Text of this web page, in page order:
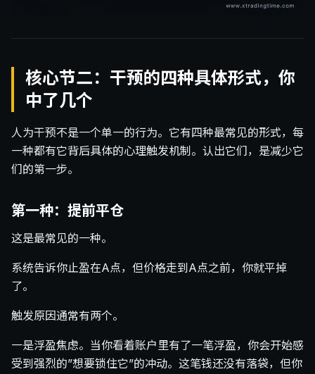
核心节二：干预的四种具体形式，你
中了几个
人为干预不是一个单一的行为。它有四种最常见的形式，每
一种都有它背后具体的心理触发机制。认出它们，是减少它
们的第一步。
第一种：提前平仓
这是最常见的一种。
系统告诉你止盈在A点，但价格走到A点之前，你就平掉
了。
触发原因通常有两个。
一是浮盈焦虑。当你看着账户里有了一笔浮盈，你会开始感
受到强烈的”想要锁住它”的冲动。这笔钱还没有落袋，但你